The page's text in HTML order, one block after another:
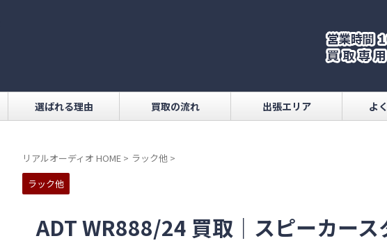
選ばれる理由 買取の流れ 出張エリア よ
リアルオーディオ HOME > ラック他 >
ラック他
ADT WR888/24 買取｜スピーカース